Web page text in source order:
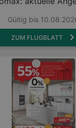
Gültig bis
ZUM FLUGBLATT